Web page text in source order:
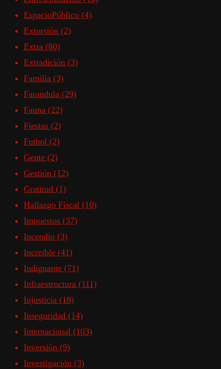
EspacioPúblico (4)
Extorsión (2)
Extra (80)
Extradición (3)
Familia (3)
Farandula (29)
Fauna (22)
Fiestas (2)
Futbol (2)
Gente (2)
Gestión (12)
Gratitud (1)
Hallazgo Fiscal (10)
Impuestos (37)
Incendio (3)
Increible (41)
Indignante (71)
Infraestructura (111)
Injusticia (18)
Inseguridad (14)
Internacional (103)
Inversión (9)
Investigación (3)